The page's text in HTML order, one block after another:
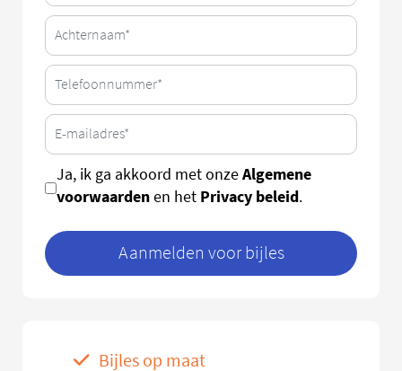
Ja, ik ga akkoord met onzeAlgemene
voorwaardenen het Privacy beleid.
Aanmelden voor bijles
Bijles op maat